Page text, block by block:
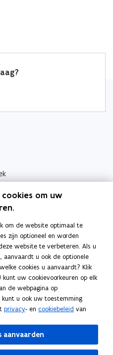
om uw
om de website optimaal te
zijn optioneel en worden
website te verbeteren. Als u
aanvaardt u ook de optionele
cookies u aanvaardt? Klik
kunt uw cookievoorkeuren op elk
de webpagina op
kunt u ook uw toestemming
privacy- en cookiebeleid van
aanvaarden